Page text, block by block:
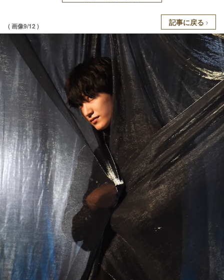
( 画像9/12 ) 記事に戻る